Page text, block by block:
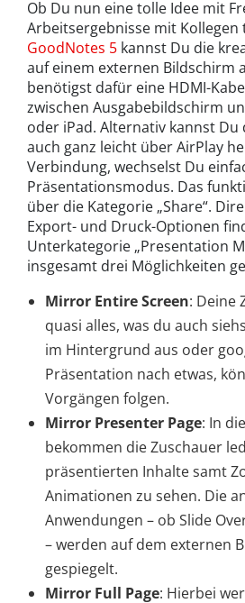
Ob Du nun eine tolle Idee mit
Arbeitsergebnisse mit Kollegen
GoodNotes 5 kannst Du die
auf einem externen Bildschirm
benötigst dafür eine HDMI-
zwischen Ausgabebildschirm
oder iPad. Alternativ kannst
auch ganz leicht über AirPlay
Verbindung, wechselst Du
Präsentationsmodus. Das
über die Kategorie „Share“.
Export- und Druck-Optionen
Unterkategorie „Presentation
insgesamt drei Möglichkeiten
Mirror Entire Screen: Deine
quasi alles, was du auch
im Hintergrund aus oder
Präsentation nach etwas,
Vorgängen folgen.
Mirror Presenter Page: In
bekommen die Zuschauer
präsentierten Inhalte samt
Animationen zu sehen. Die
Anwendungen – ob Slide
– werden auf dem externen
gespiegelt.
Mirror Full Page: Hierbei